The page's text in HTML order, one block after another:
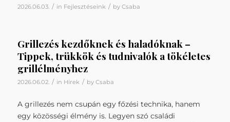
2026.06.03. / in Fejlesztéseink / by Csaba
Grillezés kezdőknek és haladóknak –
Tippek, trükkök és tudnivalók a tökéletes
grillélményhez
2026.06.02. / in Hírek / by Csaba
A grillezés nem csupán egy főzési technika, hanem
egy közösségi élmény is. Legyen szó családi